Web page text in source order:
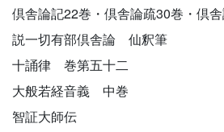
倶舎論記22巻・倶舎論疏30巻・倶
説一切有部倶舎論 仙釈筆
十誦律 巻第五十二
大般若経音義 中巻
智証大師伝